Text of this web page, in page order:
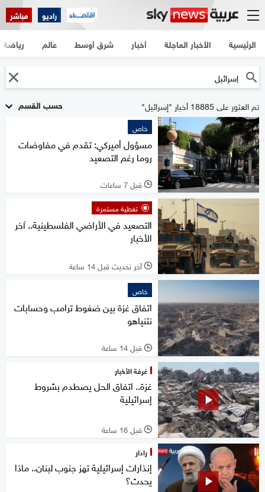
راديو مباشر
الرئيسية الأخبار العاجلة أخبار شرق أوسط عالم رياضة
حسب القسم تم العثور على 18885 أخبار "إسرائيل"
خاص
مسؤول أميركي: تقدم في مفاوضات
روما رغم التصعيد
l قبل 7 ساعات
تغطية مستمرة
التصعيد في الأراضي الفلسطينية.. آخر
الأخبار
l آخر تحديث قبل 14 ساعة
خاص
اتفاق غزة بين ضغوط ترامب وحسابات
نتنياهو
l قبل 14 ساعة
غرفة الأخبار
غزة.. اتفاق الحل يصطدم بشروط
إسرائيلية
l قبل 16 ساعة
رادار
إنذارات إسرائيلية تهز جنوب لبنان.. ماذا
يحدث؟